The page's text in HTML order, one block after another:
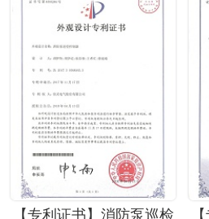
【专利证书】消防泵巡检